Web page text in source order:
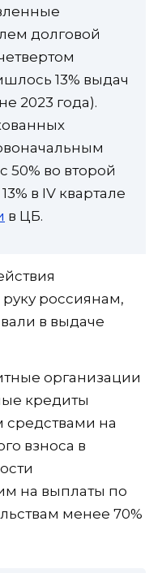
долговой
13% выдач
2023 года).
50% во второй
в IV квартале
в ЦБ.
россиянам,
в выдаче
организации
кредиты
на
взноса в
на выплаты по
менее 70%